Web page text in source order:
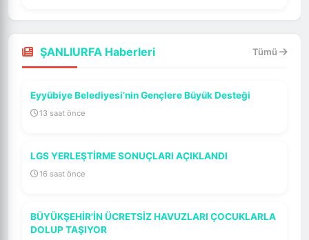
ŞANLIURFA Haberleri Tümü
Eyyübiye Belediyesi’nin Gençlere Büyük Desteği
13 saat önce
LGS YERLEŞTİRME SONUÇLARI AÇIKLANDI
16 saat önce
BÜYÜKŞEHİR'İN ÜCRETSİZ HAVUZLARI ÇOCUKLARLA
DOLUP TAŞIYOR